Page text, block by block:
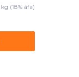
kg (18% áfa)